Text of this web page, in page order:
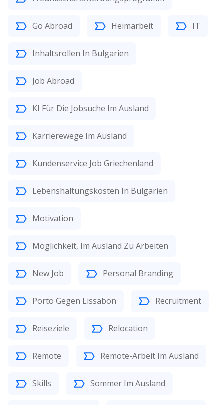
Go Abroad Heimarbeit IT
Inhaltsrollen In Bulgarien
Job Abroad
KI Für Die Jobsuche Im Ausland
Karrierewege Im Ausland
Kundenservice Job Griechenland
Lebenshaltungskosten In Bulgarien
Motivation
Möglichkeit, Im Ausland Zu Arbeiten
New Job Personal Branding
Porto Gegen Lissabon Recruitment
Reiseziele Relocation
Remote Remote-Arbeit Im Ausland
Skills Sommer Im Ausland